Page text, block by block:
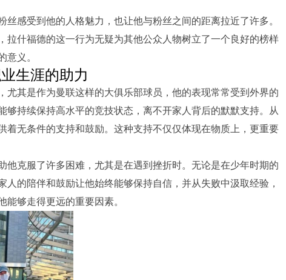
感受到他的人格魅力，也让他与粉丝之间的距离拉近了许多。
拉什福德的这一行为无疑为其他公众人物树立了一个良好的榜样
义。
生涯的助力
尤其是作为曼联这样的大俱乐部球员，他的表现常常受到外界的
够持续保持高水平的竞技状态，离不开家人背后的默默支持。从
着无条件的支持和鼓励。这种支持不仅仅体现在物质上，更重要
他克服了许多困难，尤其是在遇到挫折时。无论是在少年时期的
人的陪伴和鼓励让他始终能够保持自信，并从失败中汲取经验，
够走得更远的重要因素。